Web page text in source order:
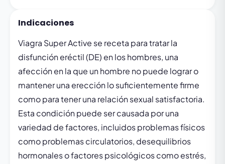
Indicaciones
Viagra Super Active se receta para tratar la
disfunción eréctil (DE) en los hombres, una
afección en la que un hombre no puede lograr o
mantener una erección lo suficientemente firme
como para tener una relación sexual satisfactoria.
Esta condición puede ser causada por una
variedad de factores, incluidos problemas físicos
como problemas circulatorios, desequilibrios
hormonales o factores psicológicos como estrés,